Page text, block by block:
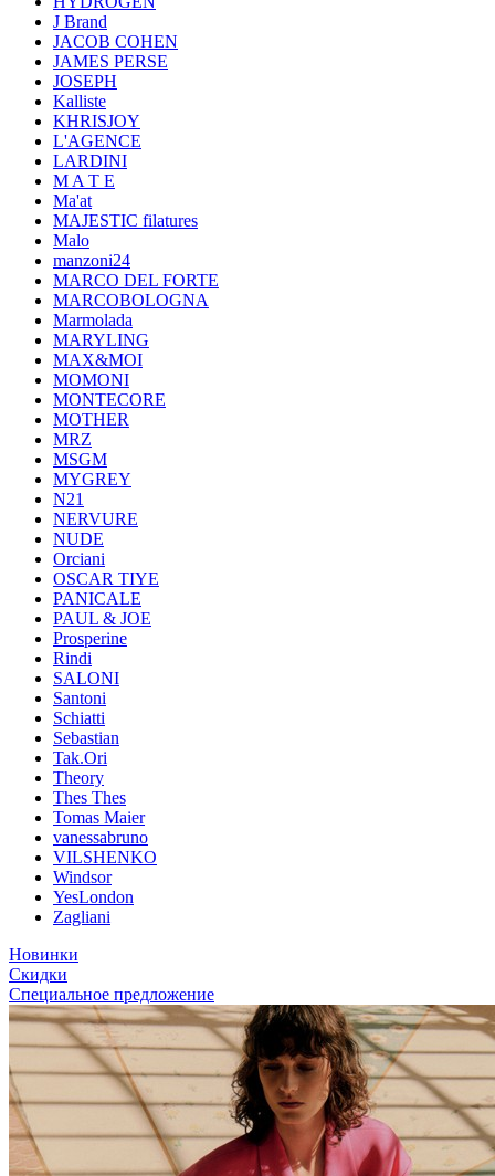
J Brand
JACOB COHEN
JAMES PERSE
JOSEPH
Kalliste
KHRISJOY
L'AGENCE
LARDINI
M A T E
Ma'at
MAJESTIC filatures
Malo
manzoni24
MARCO DEL FORTE
MARCOBOLOGNA
Marmolada
MARYLING
MAX&MOI
MOMONI
MONTECORE
MOTHER
MRZ
MSGM
MYGREY
N21
NERVURE
NUDE
Orciani
OSCAR TIYE
PANICALE
PAUL & JOE
Prosperine
Rindi
SALONI
Santoni
Schiatti
Sebastian
Tak.Ori
Theory
Thes Thes
Tomas Maier
vanessabruno
VILSHENKO
Windsor
YesLondon
Zagliani
Новинки
Скидки
Специальное предложение